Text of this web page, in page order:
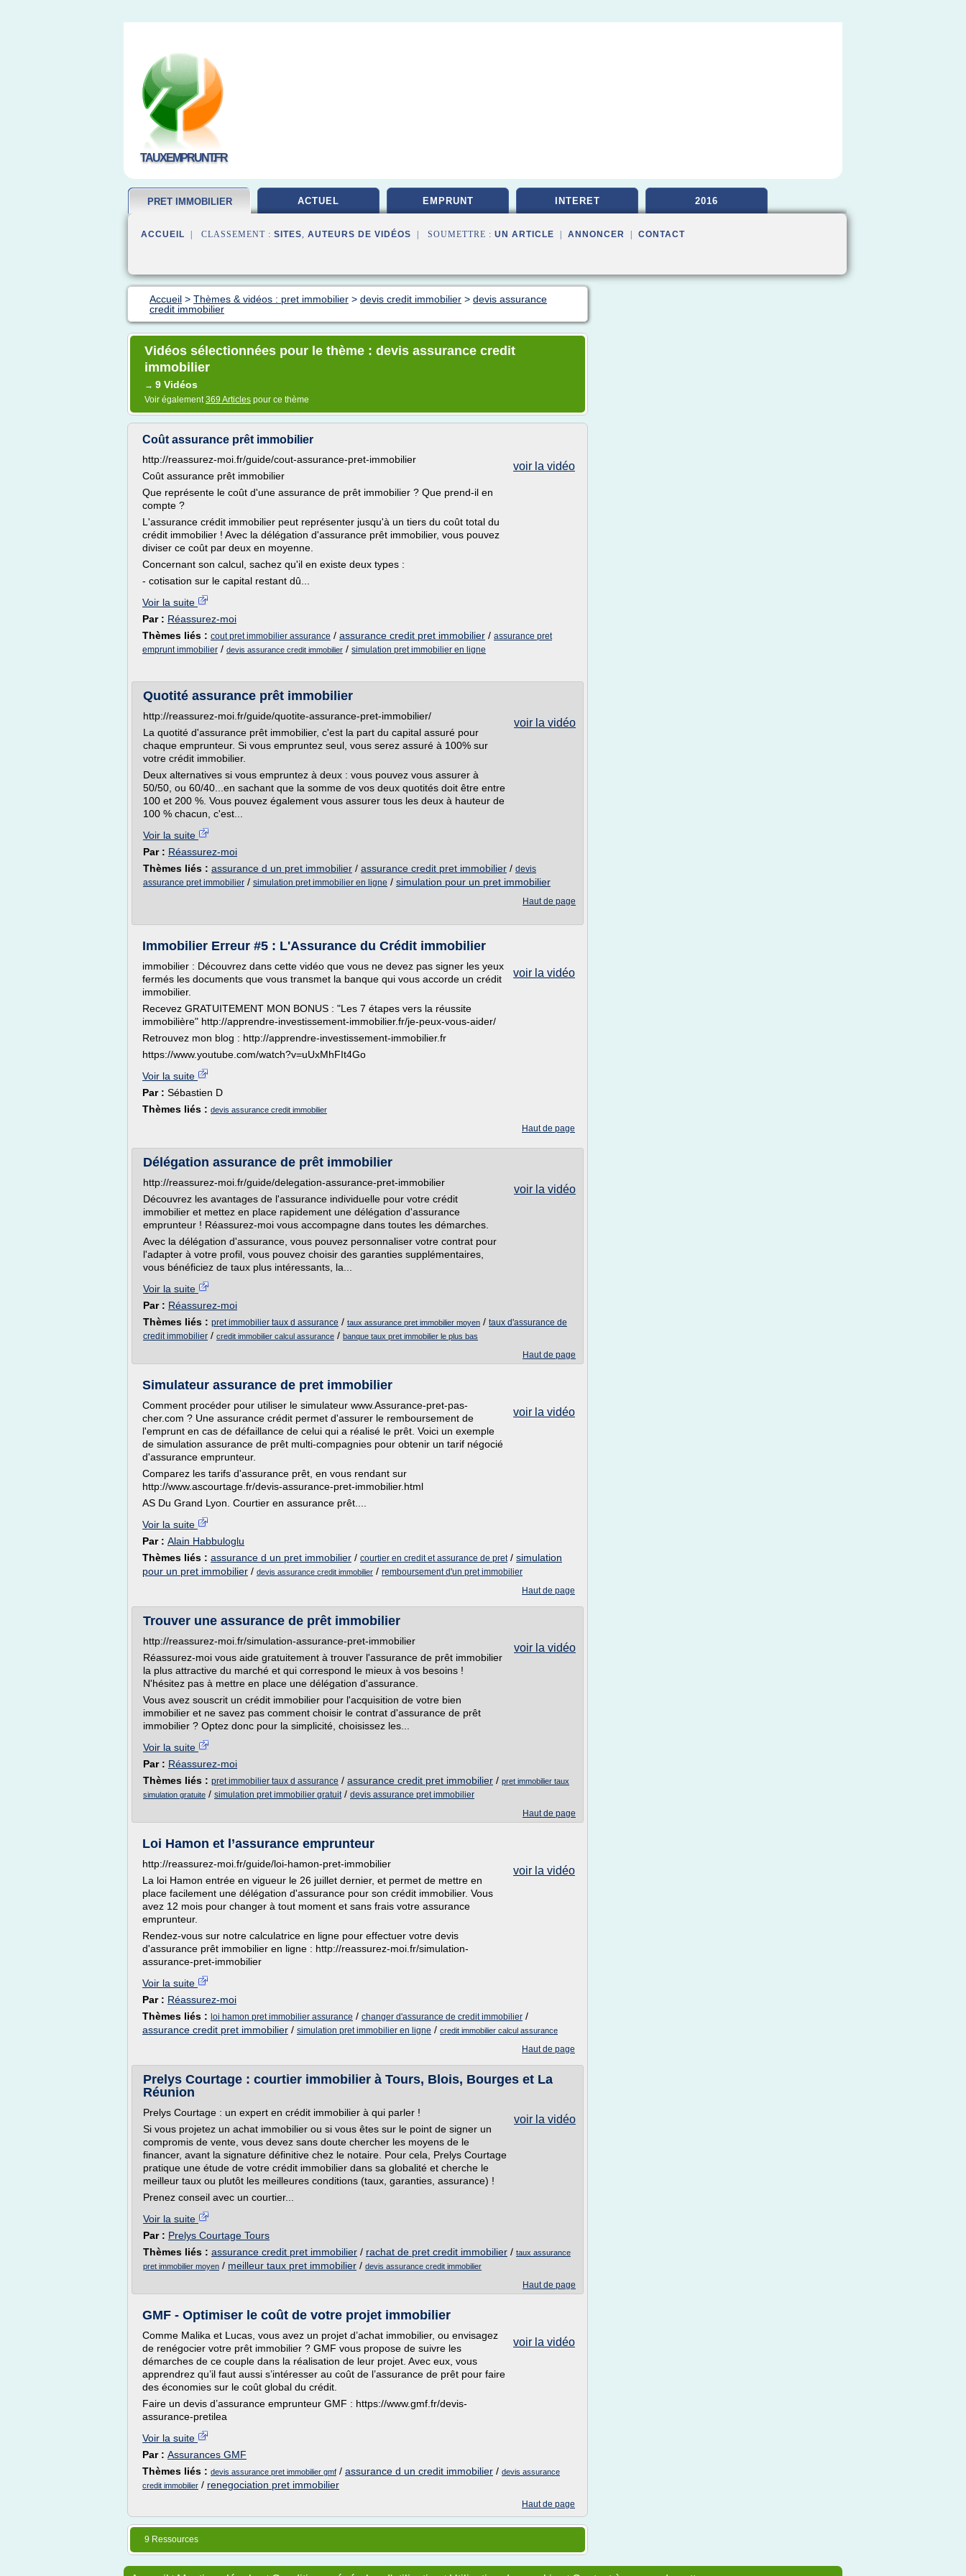
TAUXEMPRUNT.FR
PRET IMMOBILIER ACTUEL EMPRUNT INTERET 2016
ACCUEIL | CLASSEMENT : SITES, AUTEURS DE VIDÉOS | SOUMETTRE : UN ARTICLE ANNONCER CONTACT
Accueil > Thèmes & vidéos : pret immobilier > devis credit immobilier > devis assurance
credit immobilier
Vidéos sélectionnées pour le thème : devis assurance credit
immobilier
→ 9 Vidéos
Voir également369 Articles pour ce thème
Coût assurance prêt immobilier
voir la vidéo
http://reassurez-moi.fr/guide/cout-assurance-pret-immobilier
Coût assurance prêt immobilier
Que représente le coût d'une assurance de prêt immobilier ? Que prend-il en
compte ?
L'assurance crédit immobilier peut représenter jusqu'à un tiers du coût total du
crédit immobilier ! Avec la délégation d'assurance prêt immobilier, vous pouvez
diviser ce coût par deux en moyenne.
Concernant son calcul, sachez qu'il en existe deux types :
- cotisation sur le capital restant dû...
Voir la suite
Par : Réassurez-moi
Thèmes liés : cout pret immobilier assurance / assurance credit pret immobilier / assurance pret
emprunt immobilier / devis assurance credit immobilier / simulation pret immobilier en ligne
Quotité assurance prêt immobilier
voir la vidéo
http://reassurez-moi.fr/guide/quotite-assurance-pret-immobilier/
La quotité d'assurance prêt immobilier, c'est la part du capital assuré pour
chaque emprunteur. Si vous empruntez seul, vous serez assuré à 100% sur
votre crédit immobilier.
Deux alternatives si vous empruntez à deux : vous pouvez vous assurer à
50/50, ou 60/40...en sachant que la somme de vos deux quotités doit être entre
100 et 200 %. Vous pouvez également vous assurer tous les deux à hauteur de
100 % chacun, c'est...
Voir la suite
Par : Réassurez-moi
Thèmes liés : assurance d un pret immobilier / assurance credit pret immobilier / devis
assurance pret immobilier / simulation pret immobilier en ligne / simulation pour un pret immobilier
Haut de page
Immobilier Erreur #5 : L'Assurance du Crédit immobilier
voir la vidéo
immobilier : Découvrez dans cette vidéo que vous ne devez pas signer les yeux
fermés les documents que vous transmet la banque qui vous accorde un crédit
immobilier.
Recevez GRATUITEMENT MON BONUS : "Les 7 étapes vers la réussite
immobilière" http://apprendre-investissement-immobilier.fr/je-peux-vous-aider/
Retrouvez mon blog : http://apprendre-investissement-immobilier.fr
https://www.youtube.com/watch?v=uUxMhFIt4Go
Voir la suite
Par : Sébastien D
Thèmes liés : devis assurance credit immobilier
Haut de page
Délégation assurance de prêt immobilier
voir la vidéo
http://reassurez-moi.fr/guide/delegation-assurance-pret-immobilier
Découvrez les avantages de l'assurance individuelle pour votre crédit
immobilier et mettez en place rapidement une délégation d'assurance
emprunteur ! Réassurez-moi vous accompagne dans toutes les démarches.
Avec la délégation d'assurance, vous pouvez personnaliser votre contrat pour
l'adapter à votre profil, vous pouvez choisir des garanties supplémentaires,
vous bénéficiez de taux plus intéressants, la...
Voir la suite
Par : Réassurez-moi
Thèmes liés : pret immobilier taux d assurance / taux assurance pret immobilier moyen / taux d'assurance de
credit immobilier / credit immobilier calcul assurance / banque taux pret immobilier le plus bas
Haut de page
Simulateur assurance de pret immobilier
voir la vidéo
Comment procéder pour utiliser le simulateur www.Assurance-pret-pas-
cher.com ? Une assurance crédit permet d'assurer le remboursement de
l'emprunt en cas de défaillance de celui qui a réalisé le prêt. Voici un exemple
de simulation assurance de prêt multi-compagnies pour obtenir un tarif négocié
d'assurance emprunteur.
Comparez les tarifs d'assurance prêt, en vous rendant sur
http://www.ascourtage.fr/devis-assurance-pret-immobilier.html
AS Du Grand Lyon. Courtier en assurance prêt....
Voir la suite
Par : Alain Habbuloglu
Thèmes liés : assurance d un pret immobilier / courtier en credit et assurance de pret/ simulation
pour un pret immobilier / devis assurance credit immobilier / remboursement d'un pret immobilier
Haut de page
Trouver une assurance de prêt immobilier
voir la vidéo
http://reassurez-moi.fr/simulation-assurance-pret-immobilier
Réassurez-moi vous aide gratuitement à trouver l'assurance de prêt immobilier
la plus attractive du marché et qui correspond le mieux à vos besoins !
N'hésitez pas à mettre en place une délégation d'assurance.
Vous avez souscrit un crédit immobilier pour l'acquisition de votre bien
immobilier et ne savez pas comment choisir le contrat d'assurance de prêt
immobilier ? Optez donc pour la simplicité, choisissez les...
Voir la suite
Par : Réassurez-moi
Thèmes liés : pret immobilier taux d assurance / assurance credit pret immobilier / pret immobilier taux
simulation gratuite / simulation pret immobilier gratuit/ devis assurance pret immobilier
Haut de page
Loi Hamon et l’assurance emprunteur
voir la vidéo
http://reassurez-moi.fr/guide/loi-hamon-pret-immobilier
La loi Hamon entrée en vigueur le 26 juillet dernier, et permet de mettre en
place facilement une délégation d'assurance pour son crédit immobilier. Vous
avez 12 mois pour changer à tout moment et sans frais votre assurance
emprunteur.
Rendez-vous sur notre calculatrice en ligne pour effectuer votre devis
d'assurance prêt immobilier en ligne : http://reassurez-moi.fr/simulation-
assurance-pret-immobilier
Voir la suite
Par : Réassurez-moi
Thèmes liés : loi hamon pret immobilier assurance / changer d'assurance de credit immobilier /
assurance credit pret immobilier / simulation pret immobilier en ligne / credit immobilier calcul assurance
Haut de page
Prelys Courtage : courtier immobilier à Tours, Blois, Bourges et La
Réunion
voir la vidéo
Prelys Courtage : un expert en crédit immobilier à qui parler !
Si vous projetez un achat immobilier ou si vous êtes sur le point de signer un
compromis de vente, vous devez sans doute chercher les moyens de le
financer, avant la signature définitive chez le notaire. Pour cela, Prelys Courtage
pratique une étude de votre crédit immobilier dans sa globalité et cherche le
meilleur taux ou plutôt les meilleures conditions (taux, garanties, assurance) !
Prenez conseil avec un courtier...
Voir la suite
Par : Prelys Courtage Tours
Thèmes liés : assurance credit pret immobilier / rachat de pret credit immobilier / taux assurance
pret immobilier moyen / meilleur taux pret immobilier / devis assurance credit immobilier
Haut de page
GMF - Optimiser le coût de votre projet immobilier
voir la vidéo
Comme Malika et Lucas, vous avez un projet d’achat immobilier, ou envisagez
de renégocier votre prêt immobilier ? GMF vous propose de suivre les
démarches de ce couple dans la réalisation de leur projet. Avec eux, vous
apprendrez qu’il faut aussi s’intéresser au coût de l’assurance de prêt pour faire
des économies sur le coût global du crédit.
Faire un devis d’assurance emprunteur GMF : https://www.gmf.fr/devis-
assurance-pretilea
Voir la suite
Par : Assurances GMF
Thèmes liés : devis assurance pret immobilier gmf / assurance d un credit immobilier / devis assurance
credit immobilier / renegociation pret immobilier
Haut de page
9 Ressources